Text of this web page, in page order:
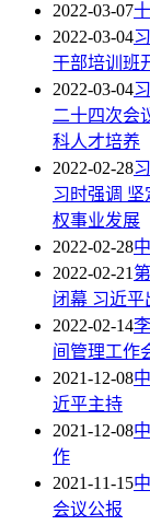
2022-03-07
2022-03-04
干部培训班
2022-03-04
二十四次会
科人才培养
2022-02-28
习时强调
权事业发展
2022-02-28
2022-02-21
闭幕 习近
2022-02-14
间管理工作
2021-12-08
近平主持
2021-12-08
作
2021-11-15
会议公报